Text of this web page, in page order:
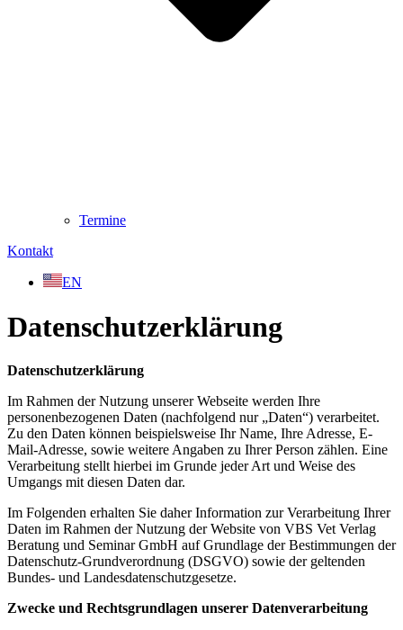
Termine
Kontakt
EN
Datenschutzerklärung
Datenschutzerklärung
Im Rahmen der Nutzung unserer Webseite werden Ihre
personenbezogenen Daten (nachfolgend nur „Daten“) verarbeitet.
Zu den Daten können beispielsweise Ihr Name, Ihre Adresse, E-
Mail-Adresse, sowie weitere Angaben zu Ihrer Person zählen. Eine
Verarbeitung stellt hierbei im Grunde jeder Art und Weise des
Umgangs mit diesen Daten dar.
Im Folgenden erhalten Sie daher Information zur Verarbeitung Ihrer
Daten im Rahmen der Nutzung der Website von VBS Vet Verlag
Beratung und Seminar GmbH auf Grundlage der Bestimmungen der
Datenschutz-Grundverordnung (DSGVO) sowie der geltenden
Bundes- und Landesdatenschutzgesetze.
Zwecke und Rechtsgrundlagen unserer Datenverarbeitung